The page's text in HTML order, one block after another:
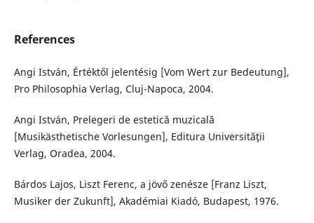
References
Angi István, Értéktől jelentésig [Vom Wert zur Bedeutung],
Pro Philosophia Verlag, Cluj-Napoca, 2004.
Angi István, Prelegeri de estetică muzicală
[Musikästhetische Vorlesungen], Editura Universităţii
Verlag, Oradea, 2004.
Bárdos Lajos, Liszt Ferenc, a jövő zenésze [Franz Liszt,
Musiker der Zukunft], Akadémiai Kiadó, Budapest, 1976.